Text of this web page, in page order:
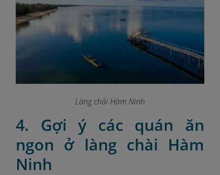
Làng chài Hàm Ninh
4. Gợi ý các quán ăn
ngon ở làng chài Hàm
Ninh